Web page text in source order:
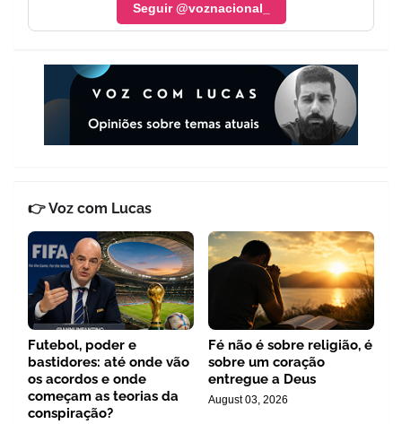
Seguir @voznacional_
👉 Voz com Lucas
Futebol, poder e
bastidores: até onde vão
os acordos e onde
começam as teorias da
conspiração?
Fé não é sobre religião, é
sobre um coração
entregue a Deus
August 03, 2026